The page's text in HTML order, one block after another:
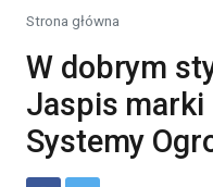
Strona główna
W dobrym
Jaspis marki
Systemy